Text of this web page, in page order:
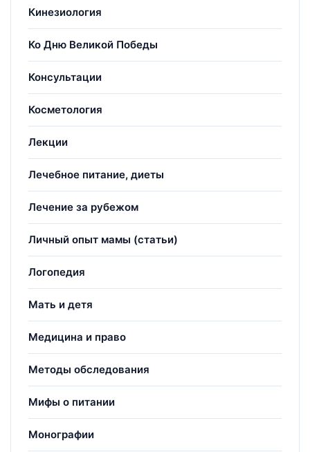
Кинезиология
Ко Дню Великой Победы
Консультации
Косметология
Лекции
Лечебное питание, диеты
Лечение за рубежом
Личный опыт мамы (статьи)
Логопедия
Мать и детя
Медицина и право
Методы обследования
Мифы о питании
Монографии